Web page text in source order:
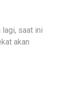
saat ini
akan